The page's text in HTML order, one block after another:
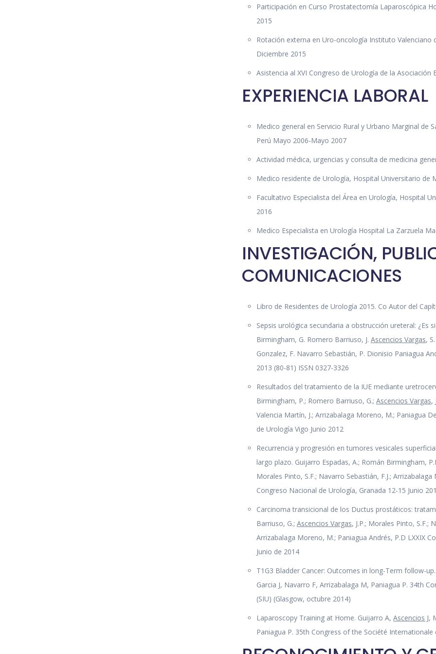
Participación en Curso Prostatectomía Laparoscópica
2015
Rotación externa en Uro-oncología Instituto Valenciano
Diciembre 2015
Asistencia al XVI Congreso de Urología de la
EXPERIENCIA LABORAL
Medico general en Servicio Rural y Urbano Marginal de
Perú Mayo 2006-Mayo 2007
Actividad médica, urgencias y consulta de medicina
Medico residente de Urología, Hospital Universitario
Facultativo Especialista del Área en Urología, Hospital
2016
Medico Especialista en Urología Hospital La Zarzuela
INVESTIGACIÓN,
COMUNICACIONES
Libro de Residentes de Urología 2015. Co Autor del
Sepsis urológica secundaria a obstrucción ureteral: ¿Es
Birmingham, G. Romero Barriuso, J. Ascencios Vargas,
Gonzalez, F. Navarro Sebastián, P. Dionisio Paniagua
2013 (80-81) ISSN 0327-3326
Resultados del tratamiento de la IUE mediante
Birmingham, P.; Romero Barriuso, G.; Ascencios Vargas,
Valencia Martín, J.; Arrizabalaga Moreno, M.; Paniagua
de Urología Vigo Junio 2012
Recurrencia y progresión en tumores vesicales
largo plazo. Guijarro Espadas, A.; Román Birmingham,
Morales Pinto, S.F.; Navarro Sebastián, F.J.;
Congreso Nacional de Urología, Granada 12-15 Junio
Carcinoma transicional de los Ductus prostáticos:
Barriuso, G.; Ascencios Vargas, J.P.; Morales Pinto, S.F.;
Arrizabalaga Moreno, M.; Paniagua Andrés, P.D LXXIX
Junio de 2014
T1G3 Bladder Cancer: Outcomes in long-Term follow-
Garcia J, Navarro F, Arrizabalaga M, Paniagua P. 34th
(SIU) (Glasgow, octubre 2014)
Laparoscopy Training at Home. Guijarro A, Ascencios J,
Paniagua P. 35th Congress of the Société